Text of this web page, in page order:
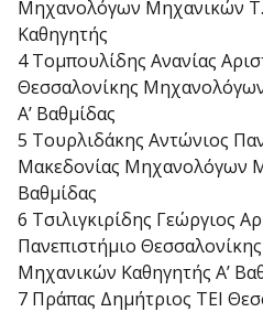
Μηχανολόγων Μηχανικών
Καθηγητής
4 Τομπουλίδης Ανανίας
Θεσσαλονίκης
Α’ Βαθμίδας
5 Τουρλιδάκης Αντώνιος
Μακεδονίας Μηχανολόγων
Βαθμίδας
6 Τσιλιγκιρίδης Γεώργιος
Πανεπιστήμιο
Μηχανικών Καθηγητής Α’
7 Πράπας Δημήτριος ΤΕΙ